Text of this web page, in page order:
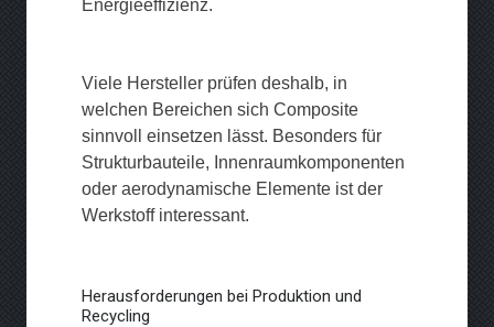
Energieeffizienz.
Viele Hersteller prüfen deshalb, in
welchen Bereichen sich Composite
sinnvoll einsetzen lässt. Besonders für
Strukturbauteile, Innenraumkomponenten
oder aerodynamische Elemente ist der
Werkstoff interessant.
Herausforderungen bei Produktion und
Recycling